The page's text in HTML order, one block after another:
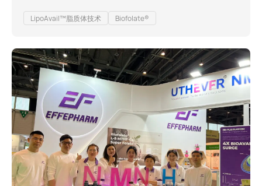
白、疲劳乏力等表象症状， 中重度贫血症更会引发系统性损
心脏扩大、肝肾功能异常等器官损伤。 心理认知层面：长期
贫血与注意力…
LipoAvail™脂质体技术 Biofolate®